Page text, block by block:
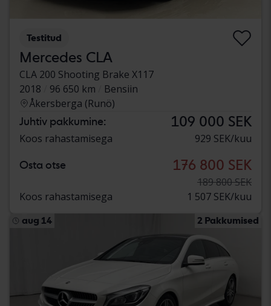
Testitud
Mercedes CLA
CLA 200 Shooting Brake X117
2018
96 650 km
Bensiin
Åkersberga (Runö)
Juhtiv pakkumine: 109 000 SEK
Koos rahastamisega 929 SEK/kuu
Osta otse 176 800 SEK
189 800 SEK
Koos rahastamisega
1 507 SEK/kuu
aug 14 2 Pakkumised